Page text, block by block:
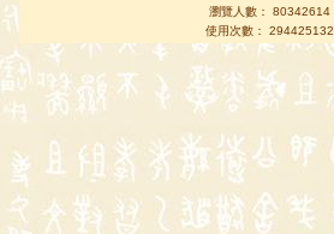
瀏覽人數： 80342614
使用次數： 294425132